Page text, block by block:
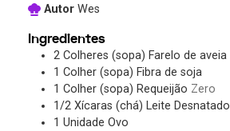
Autor Wes
Ingredientes
2 Colheres (sopa) Farelo de aveia
1 Colher (sopa) Fibra de soja
1 Colher (sopa) Requeijão Zero
1/2 Xícaras (chá) Leite Desnatado
1 Unidade Ovo